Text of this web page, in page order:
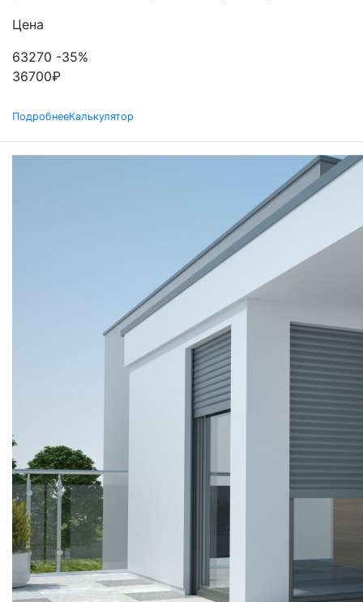
Цена
63270 -35%
36700₽
ПодробнееКалькулятор
РОЛЬСТАВНИ